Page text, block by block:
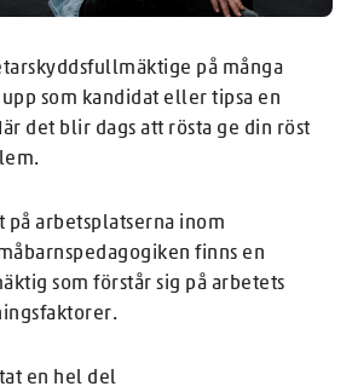
på många
som kandidat eller tipsa en
det blir dags att rösta ge din röst
på arbetsplatserna inom
finns en
som förstår sig på arbetets
en hel del